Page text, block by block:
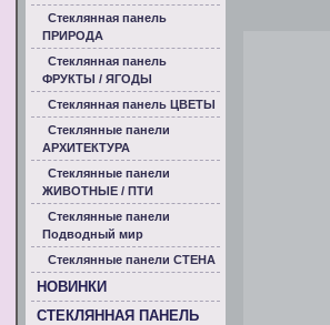
Стеклянная панель
ПРИРОДА
Стеклянная панель
ФРУКТЫ / ЯГОДЫ
Стеклянная панель ЦВЕТЫ
Стеклянные панели
АРХИТЕКТУРА
Стеклянные панели
ЖИВОТНЫЕ / ПТИ
Стеклянные панели
Подводный мир
Стеклянные панели СТЕНА
НОВИНКИ
СТЕКЛЯННАЯ ПАНЕЛЬ